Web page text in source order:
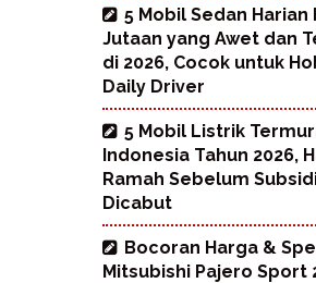
5 Mobil Sedan Harian
Jutaan yang Awet dan
di 2026, Cocok untuk
Daily Driver
5 Mobil Listrik
Indonesia Tahun 2026,
Ramah Sebelum
Dicabut
Bocoran Harga &
Mitsubishi Pajero Sport